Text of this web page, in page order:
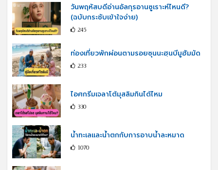
วันพฤหัสบดีอ่านอัลกุรอานซูเราะห์ไหนดี?
(ฉบับกระชับเข้าใจง่าย)
245
ท่องเที่ยวพักผ่อนตามรอยซุนนะฮฺนบีมูฮัมมัด
233
ไอศกรีมเจลาโต้มุสลิมกินได้ไหม
330
น้ำทะเลและน้ำตกกับการอาบน้ำละหมาด
1070